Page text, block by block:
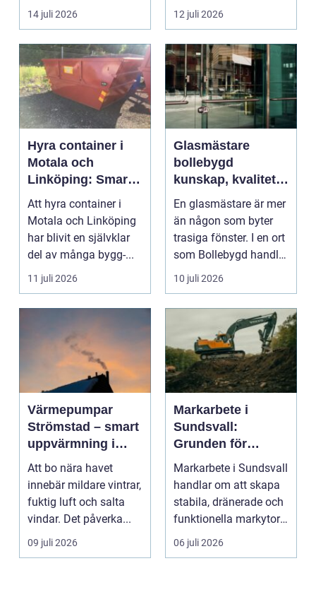
14 juli 2026
umgänge i et...
12 juli 2026
Hyra container i
Motala och
Linköping: Smart
avfallshantering
för projekt i alla
storlekar
Att hyra container i
Motala och Linköping
har blivit en självklar
del av många bygg-...
11 juli 2026
Glasmästare
bollebygd
kunskap, kvalitet
och smarta
glaslösningar
En glasmästare är mer
än någon som byter
trasiga fönster. I en ort
som Bollebygd handlar
yrket lika ...
10 juli 2026
Värmepumpar
Strömstad – smart
uppvärmning i
kustklimat
Att bo nära havet
innebär mildare vintrar,
fuktig luft och salta
vindar. Det påverka...
09 juli 2026
Markarbete i
Sundsvall:
Grunden för
hållbara hus,
vägar och tomter
Markarbete i Sundsvall
handlar om att skapa
stabila, dränerade och
funktionella markytor
som kl...
06 juli 2026